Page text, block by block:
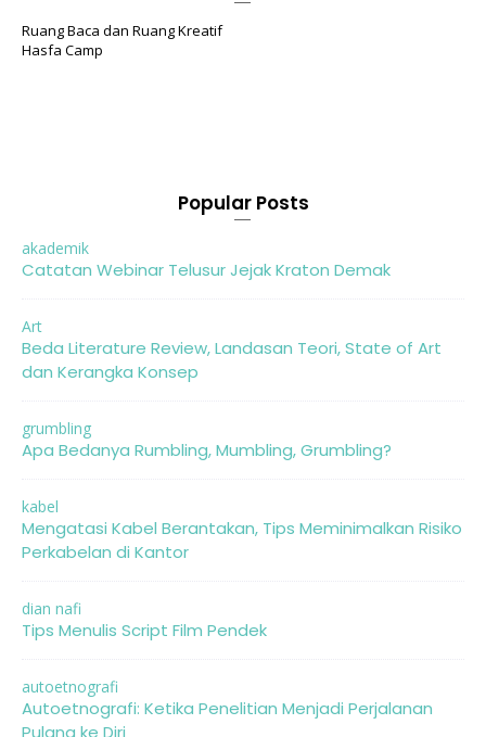
Ruang Baca dan Ruang Kreatif
Hasfa Camp
Popular Posts
akademik
Catatan Webinar Telusur Jejak Kraton Demak
Art
Beda Literature Review, Landasan Teori, State of Art
dan Kerangka Konsep
grumbling
Apa Bedanya Rumbling, Mumbling, Grumbling?
kabel
Mengatasi Kabel Berantakan, Tips Meminimalkan Risiko
Perkabelan di Kantor
dian nafi
Tips Menulis Script Film Pendek
autoetnografi
Autoetnografi: Ketika Penelitian Menjadi Perjalanan
Pulang ke Diri